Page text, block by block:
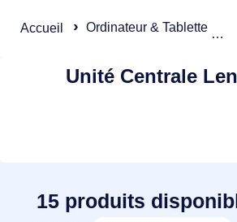
Accueil Ordinateur & Tablette
Unité Centrale
15 produits